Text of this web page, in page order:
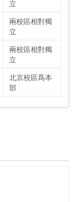
立
兩校區相對獨
立
兩校區相對獨
立
北京校區爲本
部